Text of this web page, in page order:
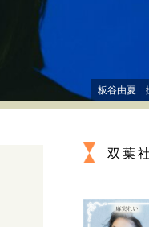
トップが描く未来
一生モノの愛用品
板谷由夏
双葉